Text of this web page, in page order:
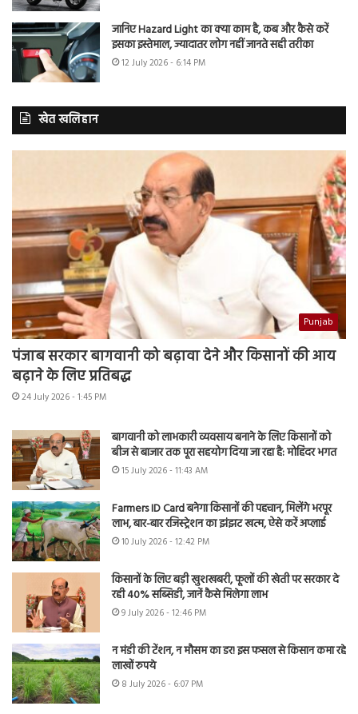
जानिए Hazard Light का क्या काम है, कब और कैसे करें
इसका इस्तेमाल, ज्यादातर लोग नहीं जानते सही तरीका
12 July 2026 - 6:14 PM
खेत खलिहान
Punjab
पंजाब सरकार बागवानी को बढ़ावा देने और किसानों की आय
बढ़ाने के लिए प्रतिबद्ध
24 July 2026 - 1:45 PM
बागवानी को लाभकारी व्यवसाय बनाने के लिए किसानों को
बीज से बाजार तक पूरा सहयोग दिया जा रहा है: मोहिंदर भगत
15 July 2026 - 11:43 AM
Farmers ID Card बनेगा किसानों की पहचान, मिलेंगे भरपूर
लाभ, बार-बार रजिस्ट्रेशन का झंझट खत्म, ऐसे करें अप्लाई
10 July 2026 - 12:42 PM
किसानों के लिए बड़ी खुशखबरी, फूलों की खेती पर सरकार दे
रही 40% सब्सिडी, जानें कैसे मिलेगा लाभ
9 July 2026 - 12:46 PM
न मंडी की टेंशन, न मौसम का डर! इस फसल से किसान कमा रहे
लाखों रुपये
8 July 2026 - 6:07 PM